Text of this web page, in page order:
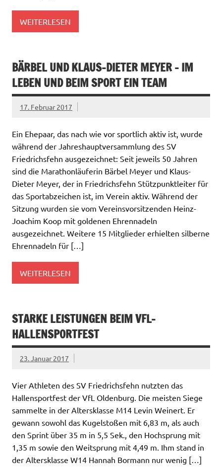
WEITERLESEN
BÄRBEL UND KLAUS-DIETER MEYER – IM
LEBEN UND BEIM SPORT EIN TEAM
17. Februar 2017
Ein Ehepaar, das nach wie vor sportlich aktiv ist, wurde
während der Jahreshauptversammlung des SV
Friedrichsfehn ausgezeichnet: Seit jeweils 50 Jahren
sind die Marathonläuferin Bärbel Meyer und Klaus-
Dieter Meyer, der in Friedrichsfehn Stützpunktleiter für
das Sportabzeichen ist, im Verein aktiv. Während der
Sitzung wurden sie vom Vereinsvorsitzenden Heinz-
Joachim Koop mit goldenen Ehrennadeln
ausgezeichnet. Weitere 15 Mitglieder erhielten silberne
Ehrennadeln für […]
WEITERLESEN
STARKE LEISTUNGEN BEIM VFL-
HALLENSPORTFEST
23. Januar 2017
Vier Athleten des SV Friedrichsfehn nutzten das
Hallensportfest der VfL Oldenburg. Die meisten Siege
sammelte in der Altersklasse M14 Levin Weinert. Er
gewann sowohl das Kugelstoßen mit 6,83 m, als auch
den Sprint über 35 m in 5,5 Sek., den Hochsprung mit
1,35 m sowie den Weitsprung mit 4,49 m. Ihm stand in
der Altersklasse W14 Hannah Bormann nur wenig […]